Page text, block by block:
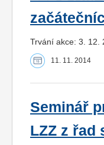
Trvání akce: 3. 12.
11. 11. 2014
Seminář
LZZ z řad